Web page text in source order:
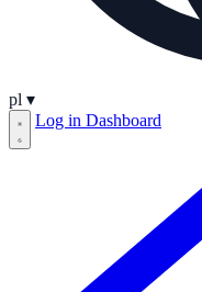
pl ▾
Log in Dashboard